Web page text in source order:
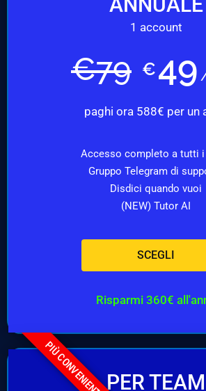
1 account
€79 €49
paghi ora 588€ per un
Accesso completo a tutti
Gruppo Telegram di
Disdici quando vuoi
(NEW) Tutor AI
SCEGLI
Risparmi 360€
PIÙ CONVENIENTEPER TEAM